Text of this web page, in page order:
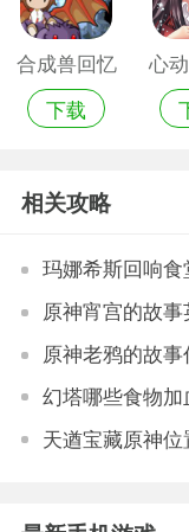
合成兽回忆
破解版安卓
下载
心
改
相关攻略
幻塔哪些食物
天遒宝藏原神